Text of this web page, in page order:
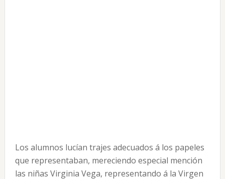
Los alumnos lucían trajes adecuados á los papeles
que representaban, mereciendo especial mención
las niñas Virginia Vega, representando á la Virgen